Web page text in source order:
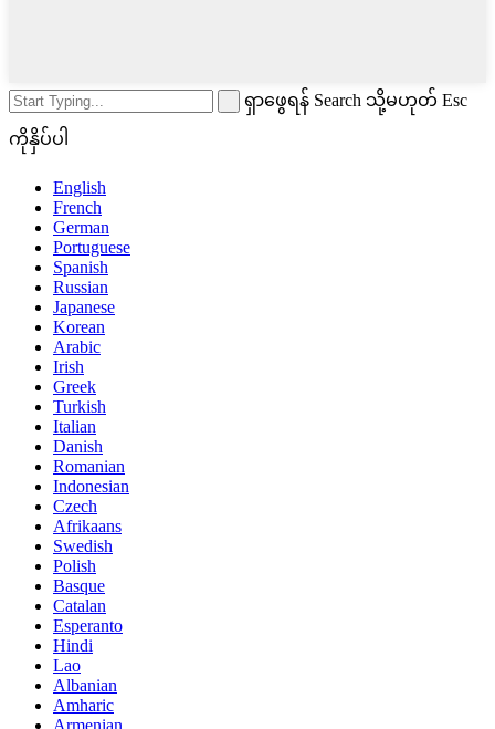
ရှာဖွေရန် Search သို့မဟုတ် Esc
ကိုနှိပ်ပါ
English
French
German
Portuguese
Spanish
Russian
Japanese
Korean
Arabic
Irish
Greek
Turkish
Italian
Danish
Romanian
Indonesian
Czech
Afrikaans
Swedish
Polish
Basque
Catalan
Esperanto
Hindi
Lao
Albanian
Amharic
Armenian